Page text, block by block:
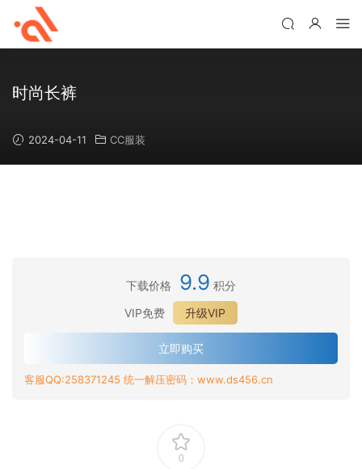
时尚长裤
2024-04-11 CC服装
下载价格 9.9 积分
VIP免费
升级VIP
立即购买
客服QQ:258371245 统一解压密码：www.ds456.cn
0